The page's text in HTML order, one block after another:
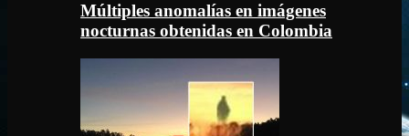
Múltiples anomalías en imágenes
nocturnas obtenidas en Colombia